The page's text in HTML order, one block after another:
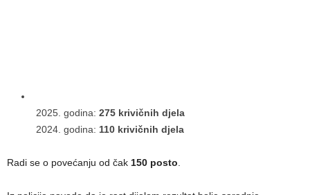
godina: 275 krivičnih djela
godina: 110 krivičnih djela
Radi se o povećanju od čak 150 posto